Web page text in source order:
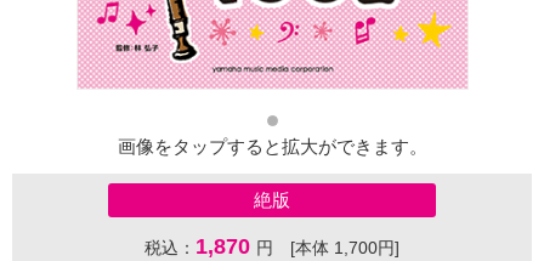
画像をタップすると拡大ができます。
絶版
税込： 1,870 円 [本体 1,700円]